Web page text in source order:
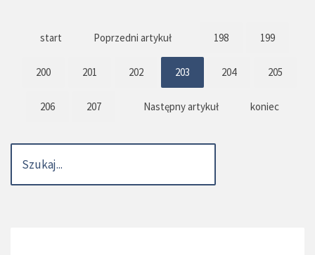
start Poprzedni artykuł 198 199
200 201 202 203 204 205
206 207 Następny artykuł koniec